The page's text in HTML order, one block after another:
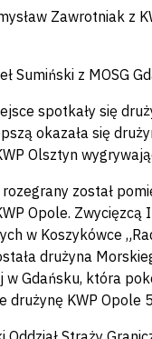
Zawrotniak z
Sumiński z MOSG
spotkały się
okazała się
Olsztyn
został
Opole.
w Koszykówce
drużyna
w Gdańsku, która
drużynę KWP Opole